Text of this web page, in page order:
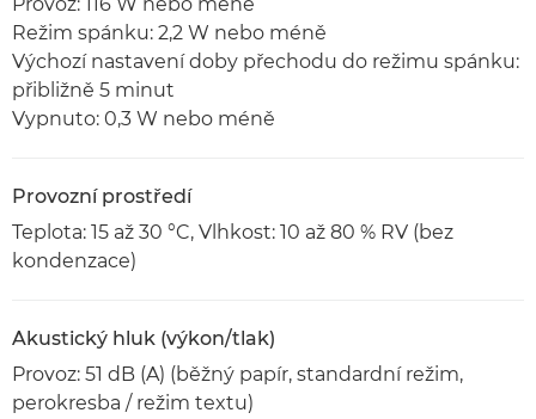
Režim spánku: 2,2 W nebo méně
Výchozí nastavení doby přechodu do režimu spánku:
přibližně 5 minut
Vypnuto: 0,3 W nebo méně
Provozní prostředí
Teplota: 15 až 30 °C, Vlhkost: 10 až 80 % RV (bez
kondenzace)
Akustický hluk (výkon/tlak)
Provoz: 51 dB (A) (běžný papír, standardní režim,
perokresba / režim textu)